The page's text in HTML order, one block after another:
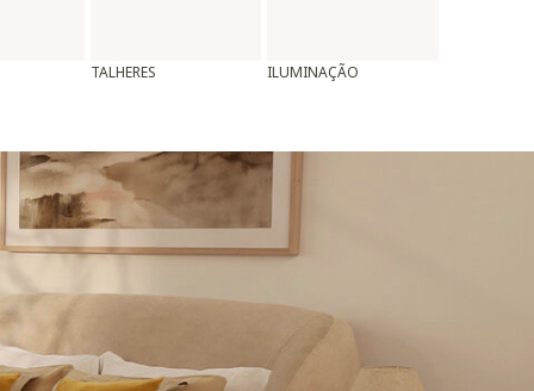
TALHERES ILUMINAÇÃO